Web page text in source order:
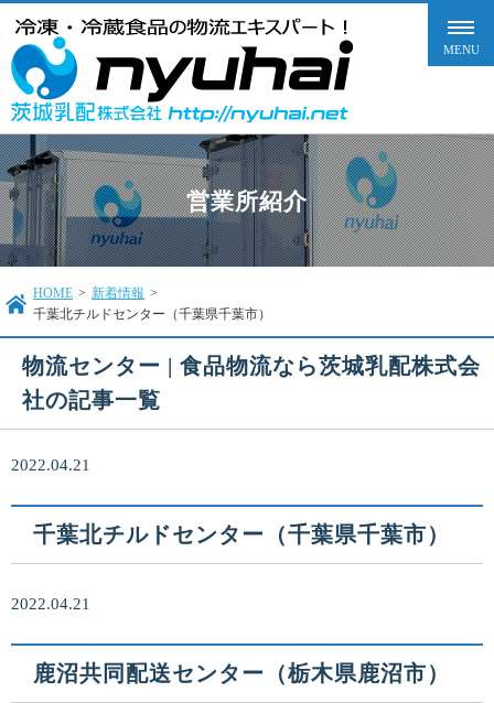
営業所紹介
HOME > 新着情報 >
千葉北チルドセンター（千葉県千葉市）
物流センター | 食品物流なら茨城乳配株式会
社の記事一覧
2022.04.21
千葉北チルドセンター（千葉県千葉市）
2022.04.21
鹿沼共同配送センター（栃木県鹿沼市）